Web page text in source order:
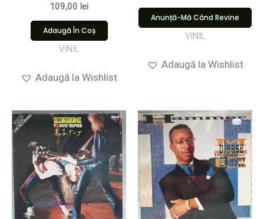
109,00 lei
Adaugă În Coș
VINIL
Adaugă la Wishlist
Anunță-Mă Când Revine
VINIL
Adaugă la Wishlist